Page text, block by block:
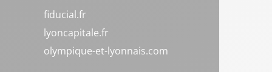
fiducial.fr
lyoncapitale.fr
olympique-et-lyonnais.com